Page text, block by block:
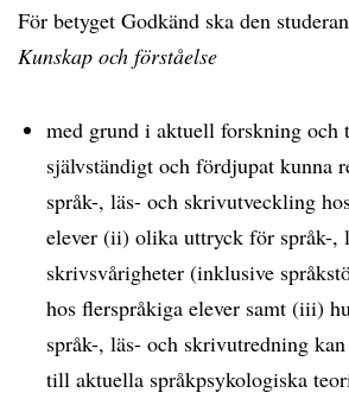
För betyget Godkänd ska den
Kunskap och förståelse
med grund i aktuell forskning och
självständigt och fördjupat kunna
språk-, läs- och skrivutveckling
elever (ii) olika uttryck för språk-,
skrivsvårigheter (inklusive
hos flerspråkiga elever samt (iii)
språk-, läs- och skrivutredning
till aktuella språkpsykologiska